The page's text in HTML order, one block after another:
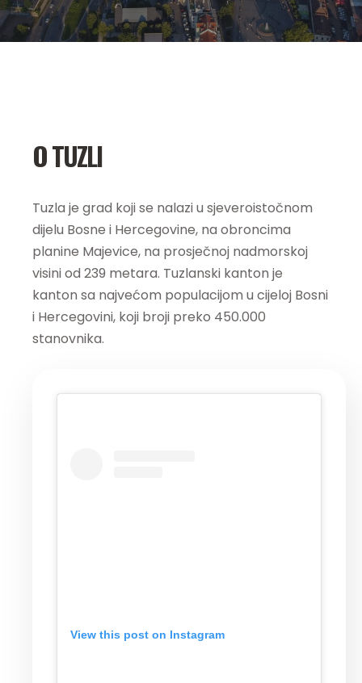
O TUZLI
Tuzla je grad koji se nalazi u sjeveroistočnom
dijelu Bosne i Hercegovine, na obroncima
planine Majevice, na prosječnoj nadmorskoj
visini od 239 metara. Tuzlanski kanton je
kanton sa najvećom populacijom u cijeloj Bosni
i Hercegovini, koji broji preko 450.000
stanovnika.
View this post on Instagram